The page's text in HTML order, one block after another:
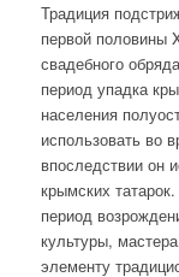
Традиция
первой половины
свадебного
период упадка
населения
использовать во
впоследствии он
крымских
период
культуры,
элементу